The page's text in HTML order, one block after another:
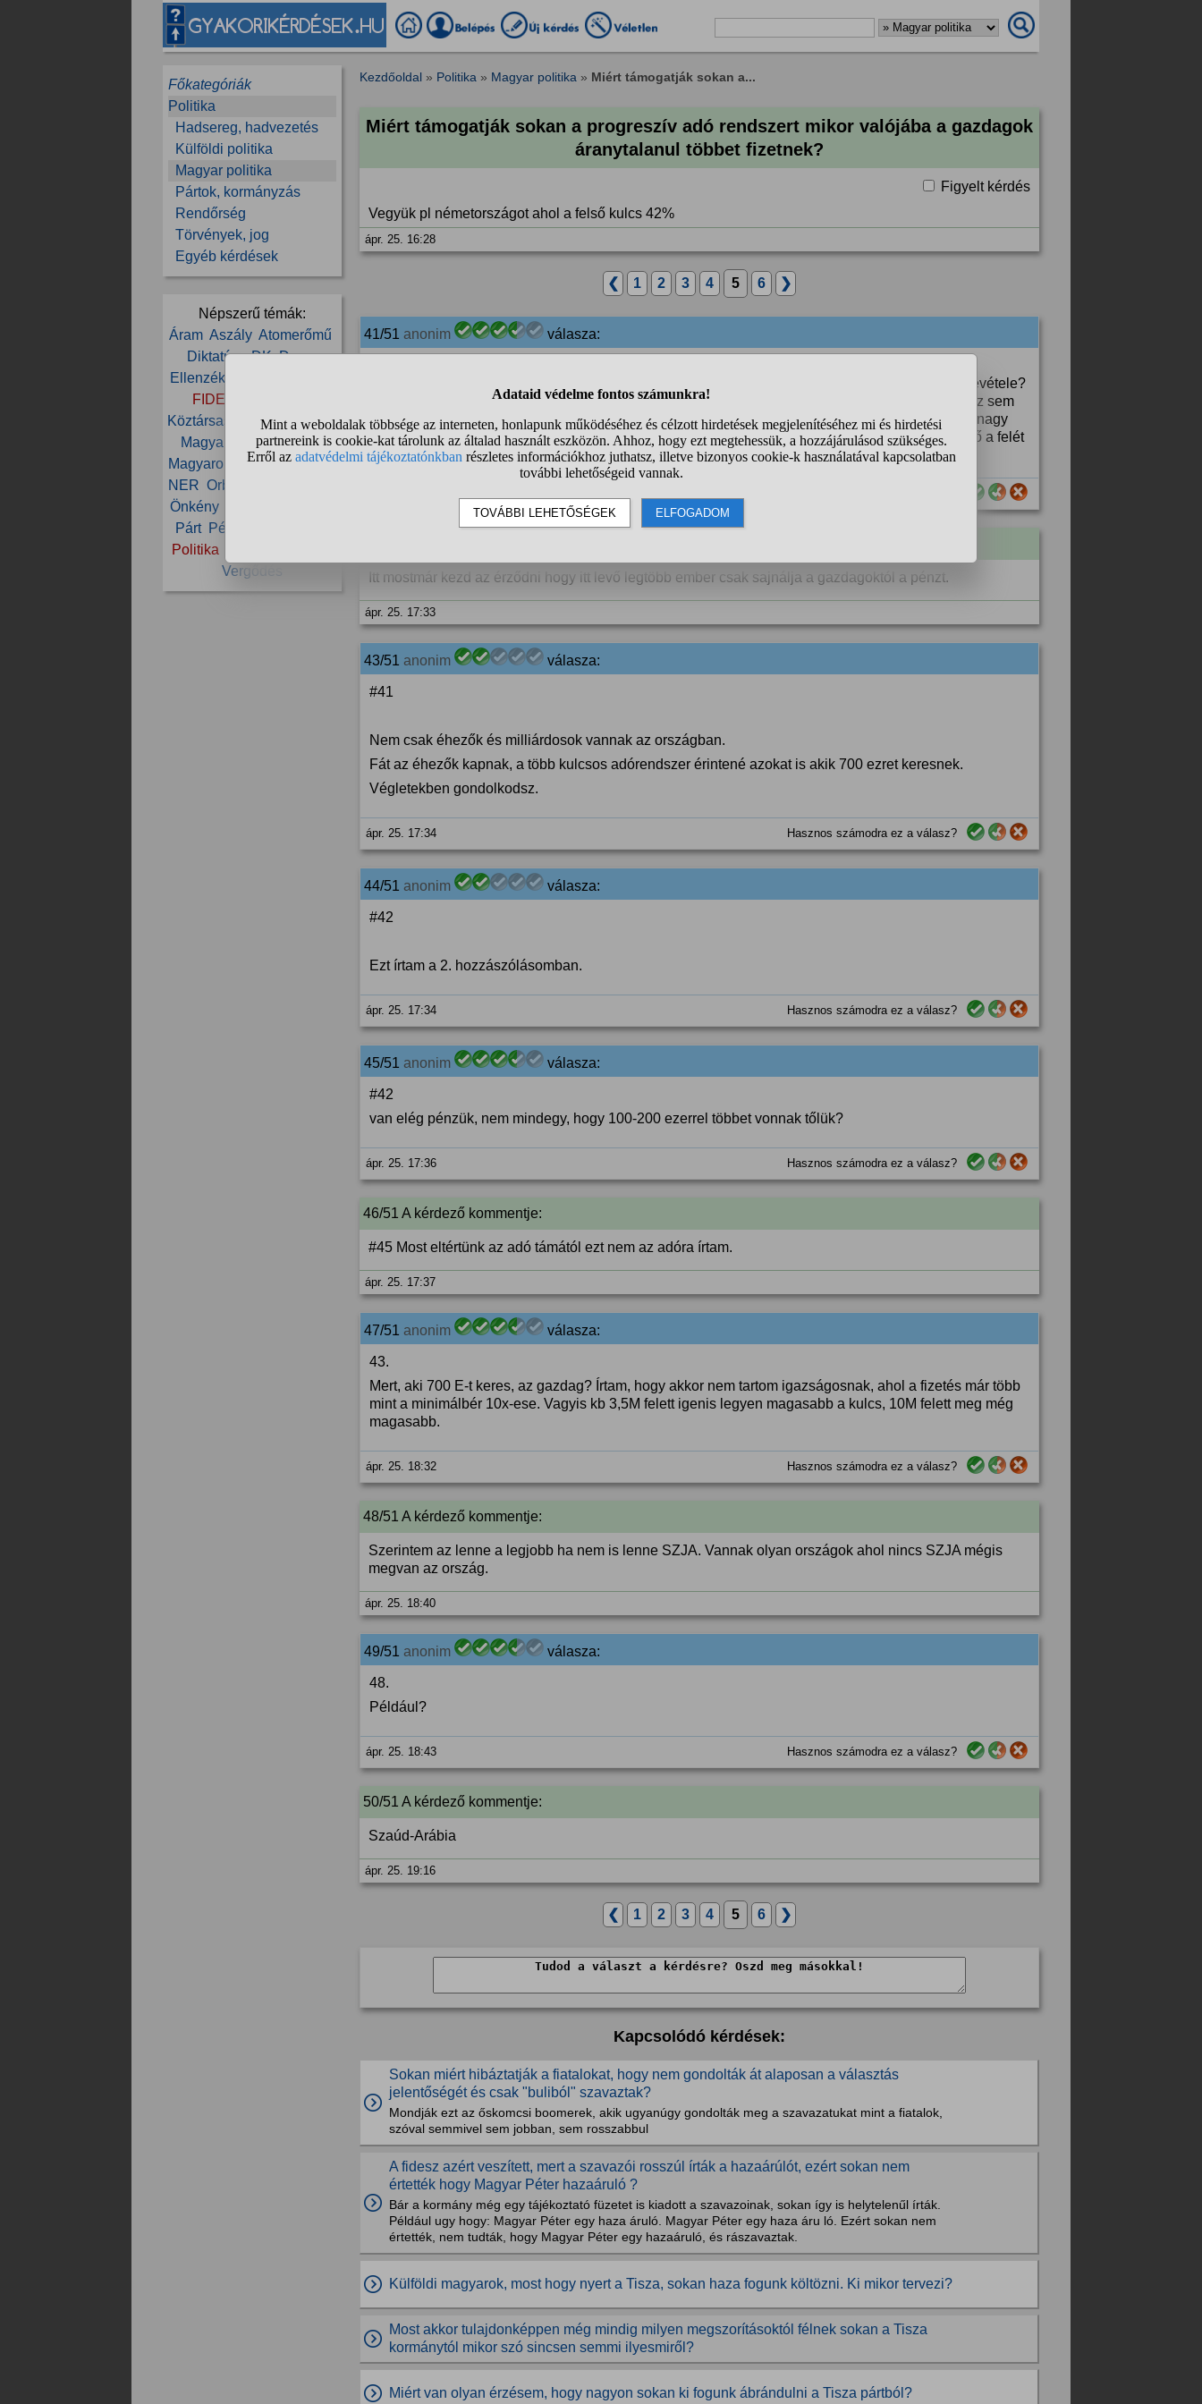
Főkategóriák
Politika
Hadsereg, hadvezetés
Külföldi politika
Magyar politika
Pártok, kormányzás
Rendőrség
Törvények, jog
Egyéb kérdések
Népszerű témák:
Áram Aszály Atomerőmű
Diktatúra DK Duna
Ellenzék
FIDESZ
Köztársasági elnök Maffia
Magyar
Magyar Péter
Magyarország Mi Hazánk
NER Orbán
Önkény
Párt Péter
Politika
Vergődés
Kezdőoldal » Politika » Magyar politika » Miért támogatják sokan a...
Miért támogatják sokan a progreszív adó rendszert mikor valójába a gazdagok
áranytalanul többet fizetnek?
Figyelt kérdés
Vegyük pl németországot ahol a felső kulcs 42%
ápr. 25. 16:28
❮ 1 2 3 4 5 6 ❯
41/51 anonim válasza:
szótárakban? Például miért csak az kap ingyenes vagy kedvezményes tüzifát, akinek kevés a bevétele?
Aki nagyon gazdag, az miért nem? Neki is pont ugyanúgy be kell fűteni 20 fokra a házát. Akkor ez sem
igazságos. Vagy miért jóval drágább a gáz egy bizonyos fogyasztás felett? Hiszen a gazdagnak nagy
háza van, de mivel ez igazságos, hiszen a sokkal nagyobb fizetése is az volt, akkor mi az, hogy ő a felét
csak ilyen drágán fűtheti fel? Ez diszkrimináció!
Itt mostmár kezd az érződni hogy itt levő legtöbb ember csak sajnálja a gazdagoktól a pénzt.
ápr. 25. 17:33
43/51 anonim válasza:
#41
Nem csak éhezők és milliárdosok vannak az országban.
Fát az éhezők kapnak, a több kulcsos adórendszer érintené azokat is akik 700 ezret keresnek.
Végletekben gondolkodsz.
ápr. 25. 17:34 Hasznos számodra ez a válasz?
44/51 anonim válasza:
#42
Ezt írtam a 2. hozzászólásomban.
ápr. 25. 17:34 Hasznos számodra ez a válasz?
45/51 anonim válasza:
#42
van elég pénzük, nem mindegy, hogy 100-200 ezerrel többet vonnak tőlük?
ápr. 25. 17:36 Hasznos számodra ez a válasz?
46/51 A kérdező kommentje:
#45 Most eltértünk az adó támától ezt nem az adóra írtam.
ápr. 25. 17:37
47/51 anonim válasza:
43.
Mert, aki 700 E-t keres, az gazdag? Írtam, hogy akkor nem tartom igazságosnak, ahol a fizetés már több
mint a minimálbér 10x-ese. Vagyis kb 3,5M felett igenis legyen magasabb a kulcs, 10M felett meg még
magasabb.
ápr. 25. 18:32 Hasznos számodra ez a válasz?
48/51 A kérdező kommentje:
Szerintem az lenne a legjobb ha nem is lenne SZJA. Vannak olyan országok ahol nincs SZJA mégis
megvan az ország.
ápr. 25. 18:40
49/51 anonim válasza:
48.
Például?
ápr. 25. 18:43 Hasznos számodra ez a válasz?
50/51 A kérdező kommentje:
Szaúd-Arábia
ápr. 25. 19:16
❮ 1 2 3 4 5 6 ❯
Kapcsolódó kérdések:
Sokan miért hibáztatják a fiatalokat, hogy nem gondolták át alaposan a választás
jelentőségét és csak "buliból" szavaztak?
Mondják ezt az őskomcsi boomerek, akik ugyanúgy gondolták meg a szavazatukat mint a fiatalok,
szóval semmivel sem jobban, sem rosszabbul
A fidesz azért veszített, mert a szavazói rosszúl írták a hazaárúlót, ezért sokan nem
értették hogy Magyar Péter hazaáruló ?
Bár a kormány még egy tájékoztató füzetet is kiadott a szavazoinak, sokan így is helytelenűl írták.
Például ugy hogy: Magyar Péter egy haza áruló. Magyar Péter egy haza áru ló. Ezért sokan nem
értették, nem tudták, hogy Magyar Péter egy hazaáruló, és rászavaztak.
Külföldi magyarok, most hogy nyert a Tisza, sokan haza fogunk költözni. Ki mikor tervezi?
Most akkor tulajdonképpen még mindig milyen megszorításoktól félnek sokan a Tisza
kormánytól mikor szó sincsen semmi ilyesmiről?
Miért van olyan érzésem, hogy nagyon sokan ki fogunk ábrándulni a Tisza pártból?